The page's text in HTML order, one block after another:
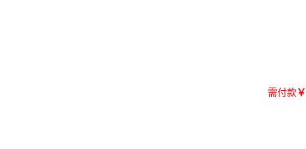
需付款￥